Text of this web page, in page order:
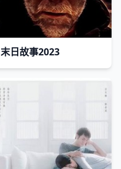
末日故事2023